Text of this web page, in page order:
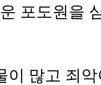
포도원을
이 많고 죄